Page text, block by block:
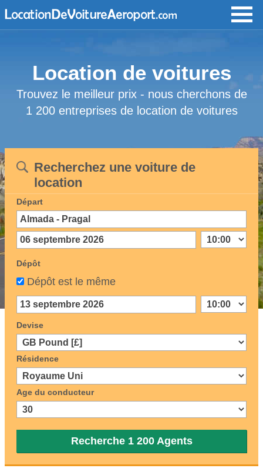
Location de voitures
Trouvez le meilleur prix - nous cherchons de
1 200 entreprises de location de voitures
Recherchez une voiture de
location
Départ
Dépôt
Dépôt est le même
Devise
Résidence
Age du conducteur
Recherche 1 200 Agents